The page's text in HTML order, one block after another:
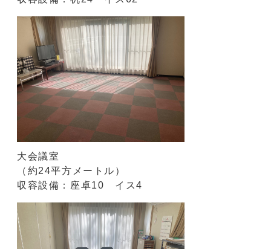
大会議室
（約24平方メートル）
収容設備：座卓10 イス4